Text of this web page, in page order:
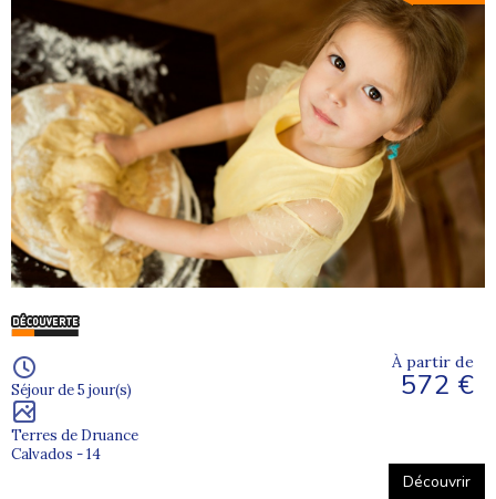
Séjour de 5 jour(s)
Terres de Druance
Calvados - 14
À partir de
572 €
Découvrir